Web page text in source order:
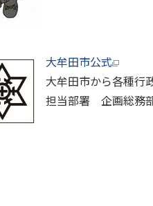
大牟田市公式
大牟田市から各種行
担当部署 企画総務